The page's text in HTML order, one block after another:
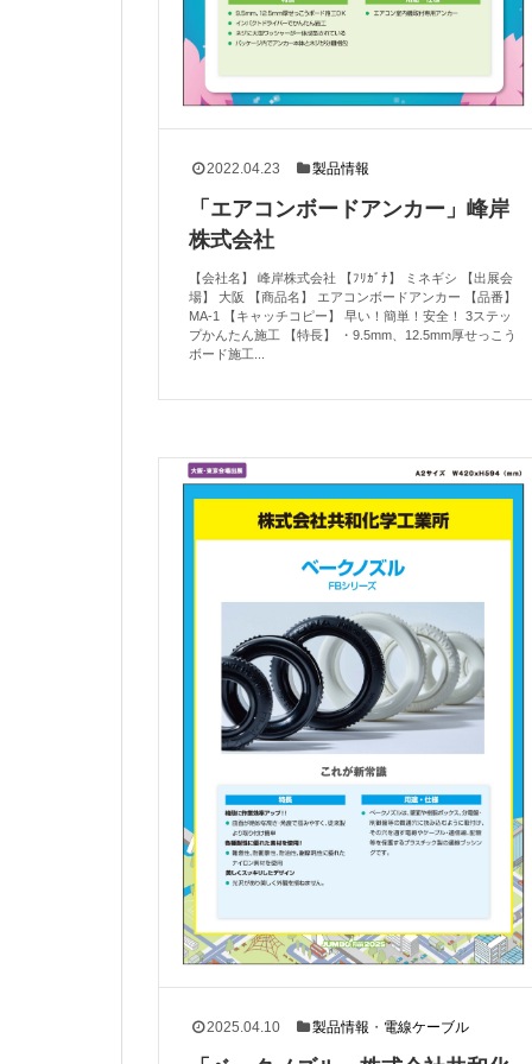
2022.04.23 製品情報
「エアコンボードアンカー」峰岸
株式会社
【会社名】 峰岸株式会社 【ﾌﾘｶﾞﾅ】 ミネギシ 【出展会
場】 大阪 【商品名】 エアコンボードアンカー 【品番】
MA-1 【キャッチコピー】 早い！簡単！安全！ 3ステッ
プかんたん施工 【特長】 ・9.5mm、12.5mm厚せっこう
ボード施工...
2025.04.10 製品情報 ・ 電線ケーブル